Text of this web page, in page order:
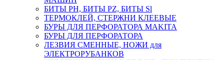
БИТЫ PH, БИТЫ PZ, БИТЫ Sl
ТЕРМОКЛЕЙ, СТЕРЖНИ КЛЕЕВЫЕ
БУРЫ ДЛЯ ПЕРФОРАТОРА MAKITA
БУРЫ ДЛЯ ПЕРФОРАТОРА
ЛЕЗВИЯ СМЕННЫЕ, НОЖИ для
ЭЛЕКТРОРУБАНКОВ